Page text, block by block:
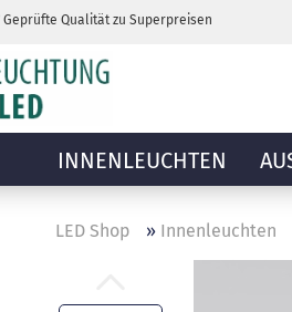
Geprüfte Qualität zu Superpreisen
INNENLEUCHTEN
LED Shop » Innenleuchten